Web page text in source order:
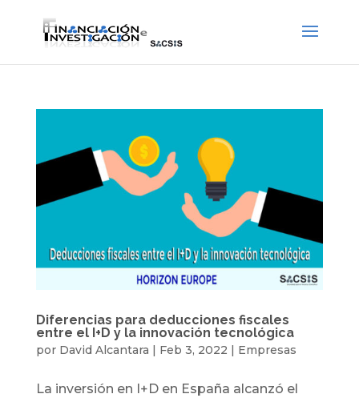
Diferencias para deducciones fiscales
entre el I+D y la innovación tecnológica
por David Alcantara | Feb 3, 2022 | Empresas
La inversión en I+D en España alcanzó el